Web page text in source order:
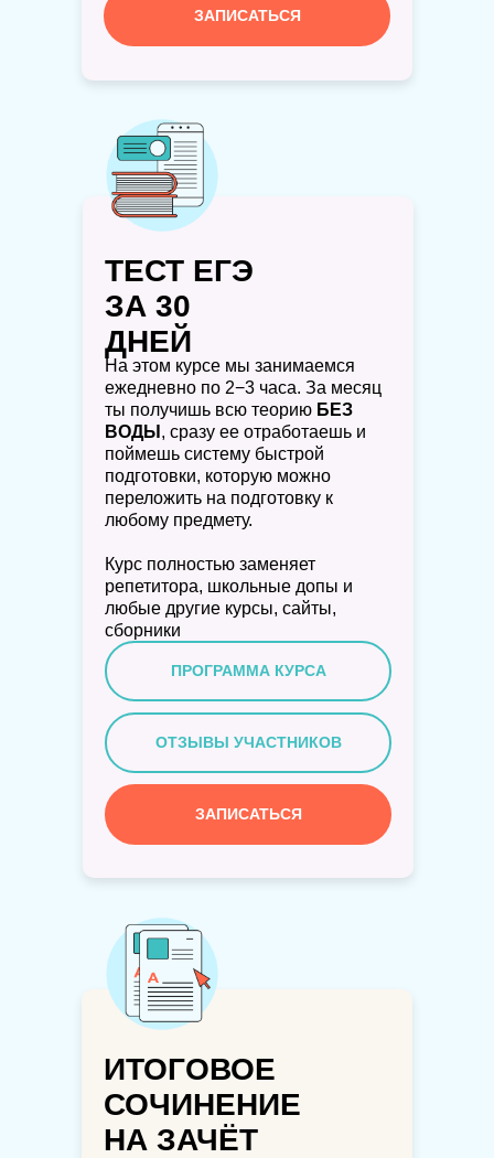
ЗАПИСАТЬСЯ
ТЕСТ ЕГЭ
ЗА 30
ДНЕЙ
На этом курсе мы занимаемся
ежедневно по 2−3 часа. За месяц
ты получишь всю теорию БЕЗ
ВОДЫ , сразу ее отработаешь и
поймешь систему быстрой
подготовки, которую можно
переложить на подготовку к
любому предмету.
Курс полностью заменяет
репетитора, школьные допы и
любые другие курсы, сайты,
сборники
ПРОГРАММА КУРСА
ОТЗЫВЫ УЧАСТНИКОВ
ЗАПИСАТЬСЯ
ИТОГОВОЕ
СОЧИНЕНИЕ
НА ЗАЧЁТ